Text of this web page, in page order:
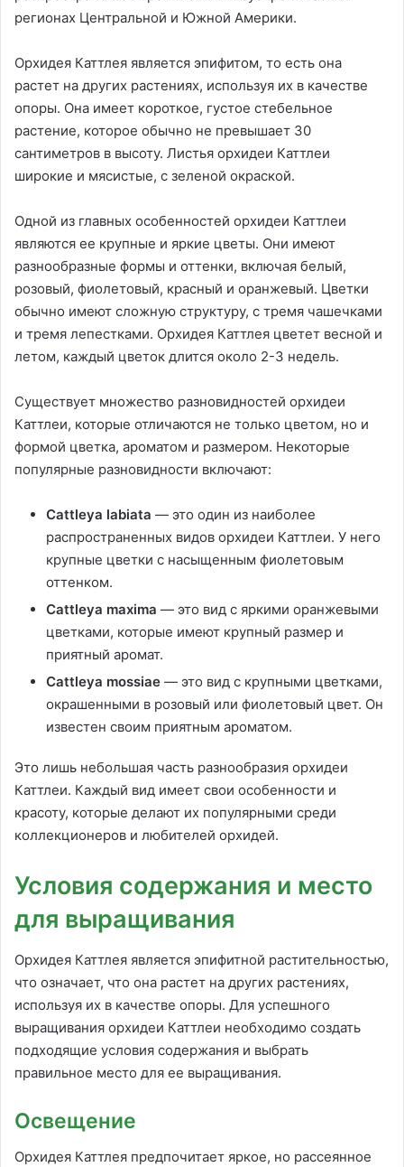
регионах Центральной и Южной Америки.
Орхидея Каттлея является эпифитом, то есть она
растет на других растениях, используя их в качестве
опоры. Она имеет короткое, густое стебельное
растение, которое обычно не превышает 30
сантиметров в высоту. Листья орхидеи Каттлеи
широкие и мясистые, с зеленой окраской.
Одной из главных особенностей орхидеи Каттлеи
являются ее крупные и яркие цветы. Они имеют
разнообразные формы и оттенки, включая белый,
розовый, фиолетовый, красный и оранжевый. Цветки
обычно имеют сложную структуру, с тремя чашечками
и тремя лепестками. Орхидея Каттлея цветет весной и
летом, каждый цветок длится около 2-3 недель.
Существует множество разновидностей орхидеи
Каттлеи, которые отличаются не только цветом, но и
формой цветка, ароматом и размером. Некоторые
популярные разновидности включают:
Cattleya labiata — это один из наиболее
распространенных видов орхидеи Каттлеи. У него
крупные цветки с насыщенным фиолетовым
оттенком.
Cattleya maxima — это вид с яркими оранжевыми
цветками, которые имеют крупный размер и
приятный аромат.
Cattleya mossiae — это вид с крупными цветками,
окрашенными в розовый или фиолетовый цвет. Он
известен своим приятным ароматом.
Это лишь небольшая часть разнообразия орхидеи
Каттлеи. Каждый вид имеет свои особенности и
красоту, которые делают их популярными среди
коллекционеров и любителей орхидей.
Условия содержания и место
для выращивания
Орхидея Каттлея является эпифитной растительностью,
что означает, что она растет на других растениях,
используя их в качестве опоры. Для успешного
выращивания орхидеи Каттлеи необходимо создать
подходящие условия содержания и выбрать
правильное место для ее выращивания.
Освещение
Орхидея Каттлея предпочитает яркое, но рассеянное